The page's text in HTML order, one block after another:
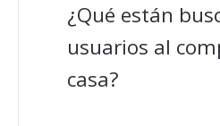
¿Qué están
usuarios al
casa?